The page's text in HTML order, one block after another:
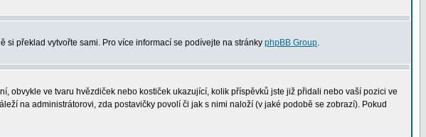
překlad vytvořte sami. Pro více informací se podívejte na stránky phpBB Group.
obvykle ve tvaru hvězdiček nebo kostiček ukazující, kolik příspěvků jste již přidali nebo vaší pozici ve
na administrátorovi, zda postavičky povolí či jak s nimi naloží (v jaké podobě se zobrazí). Pokud